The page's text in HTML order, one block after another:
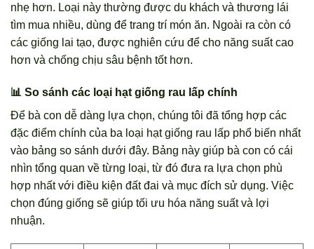
nhẹ hơn. Loại này thường được du khách và thương lái
tìm mua nhiều, dùng để trang trí món ăn. Ngoài ra còn có
các giống lai tạo, được nghiên cứu để cho năng suất cao
hơn và chống chịu sâu bệnh tốt hơn.
📊 So sánh các loại hạt giống rau lấp chính
Để bà con dễ dàng lựa chọn, chúng tôi đã tổng hợp các
đặc điểm chính của ba loại hạt giống rau lấp phổ biến nhất
vào bảng so sánh dưới đây. Bảng này giúp bà con có cái
nhìn tổng quan về từng loại, từ đó đưa ra lựa chọn phù
hợp nhất với điều kiện đất đai và mục đích sử dụng. Việc
chọn đúng giống sẽ giúp tối ưu hóa năng suất và lợi
nhuận.